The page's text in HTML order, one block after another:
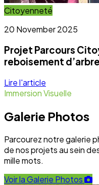
Citoyenneté
20 November 2025
Projet Parcours
reboisement
Lire l'article
Immersion Visuelle
Galerie Photos
Parcourez notre galerie
de nos projets au sein
mille mots.
Voir la Galerie Photos